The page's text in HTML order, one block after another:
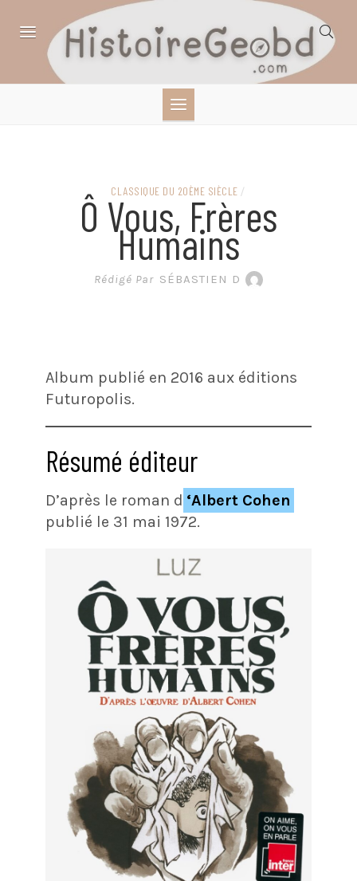
SCIENCES,
LITTÉRATURE EN
BANDE DESSINÉE
CLASSIQUE DU 20ÈME SIÈCLE /
Ô Vous, Frères
Humains
Rédigé Par SÉBASTIEN D
Album publié en 2016 aux éditions
Futuropolis.
Résumé éditeur
D’après le roman d ‘Albert Cohen
publié le 31 mai 1972.